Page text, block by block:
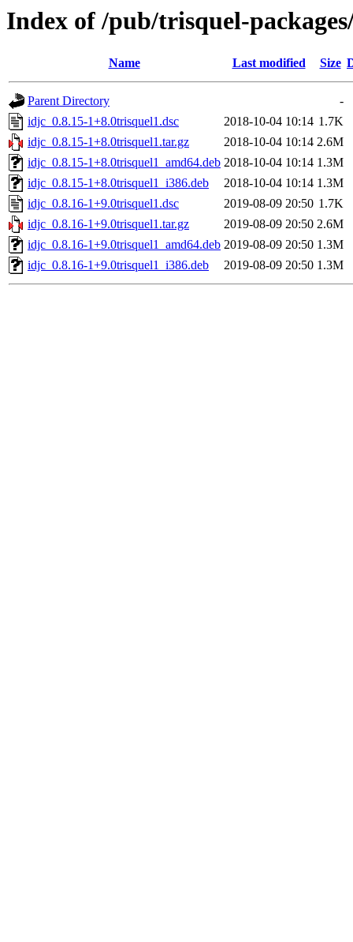
Index of /pub/trisquel-
Name Last modified Size
Parent Directory
-
idjc_0.8.15-1+8.0trisquel1.dsc
2018-10-04 10:14 1.7K
idjc_0.8.15-1+8.0trisquel1.tar.gz
2018-10-04 10:14 2.6M
idjc_0.8.15-1+8.0trisquel1_amd64.deb 2018-10-04 10:14 1.3M
idjc_0.8.15-1+8.0trisquel1_i386.deb
2018-10-04 10:14 1.3M
idjc_0.8.16-1+9.0trisquel1.dsc
2019-08-09 20:50 1.7K
idjc_0.8.16-1+9.0trisquel1.tar.gz
2019-08-09 20:50 2.6M
idjc_0.8.16-1+9.0trisquel1_amd64.deb 2019-08-09 20:50 1.3M
idjc_0.8.16-1+9.0trisquel1_i386.deb
2019-08-09 20:50 1.3M